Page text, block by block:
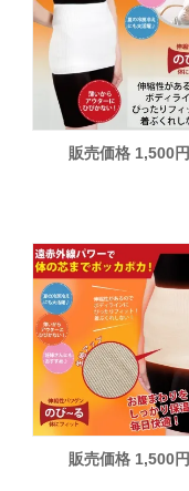
販売価格 1,500円
販売価格 1,500円